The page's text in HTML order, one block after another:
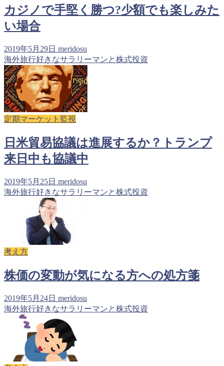
カジノで手堅く勝つ?少額でも楽しみた
い場合
2019年5月29日 meridosu
海外旅行好きなサラリーマンと株式投資
定期マーケット監視
日米貿易協議は進展するか？トランプ
来日中も協議中
2019年5月25日 meridosu
海外旅行好きなサラリーマンと株式投資
考え方
株価の変動が気になる方への処方箋
2019年5月24日 meridosu
海外旅行好きなサラリーマンと株式投資